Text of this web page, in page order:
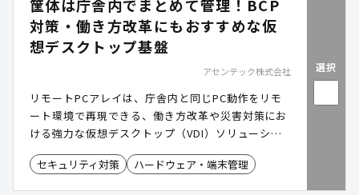
筐体は庁舎内でまとめて管理！BCP
対策・働き方改革にもおすすめな仮
想デスクトップ基盤
アセンテック株式会社
リモートPCアレイは、庁舎内と同じPC動作をリモ
ート環境で再現できる、働き方改革や災害対策にお
ける強力な仮想デスクトップ（VDI）ソリューショ
ンです。従来のVDI導入における課題を解決し、低
コストかつ短期間で導入可能。複数台のPCカートリ
セキュリティ対策 ハードウェア・端末管理
選択